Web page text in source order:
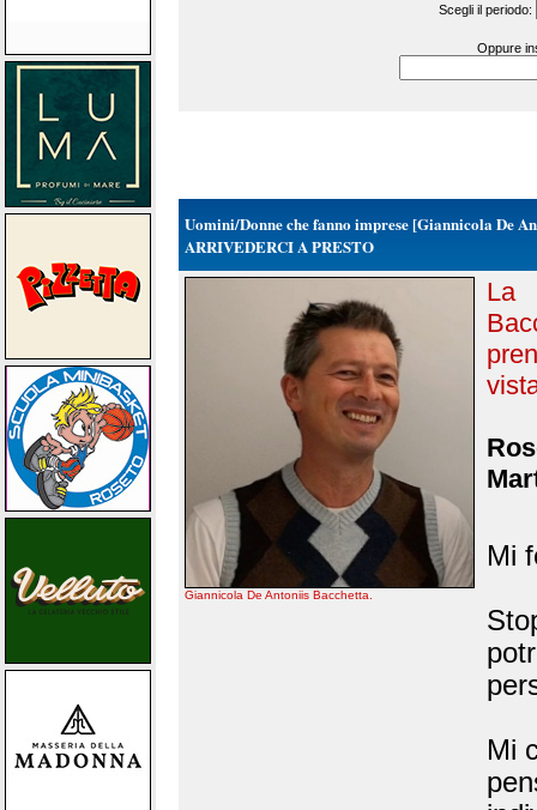
Scegli il periodo:
Oppure
Uomini/Donne che fanno imprese [Giannicola De
ARRIVEDERCI A PRESTO
Giannicola De Antoniis Bacchetta.
La
Mi
Mi